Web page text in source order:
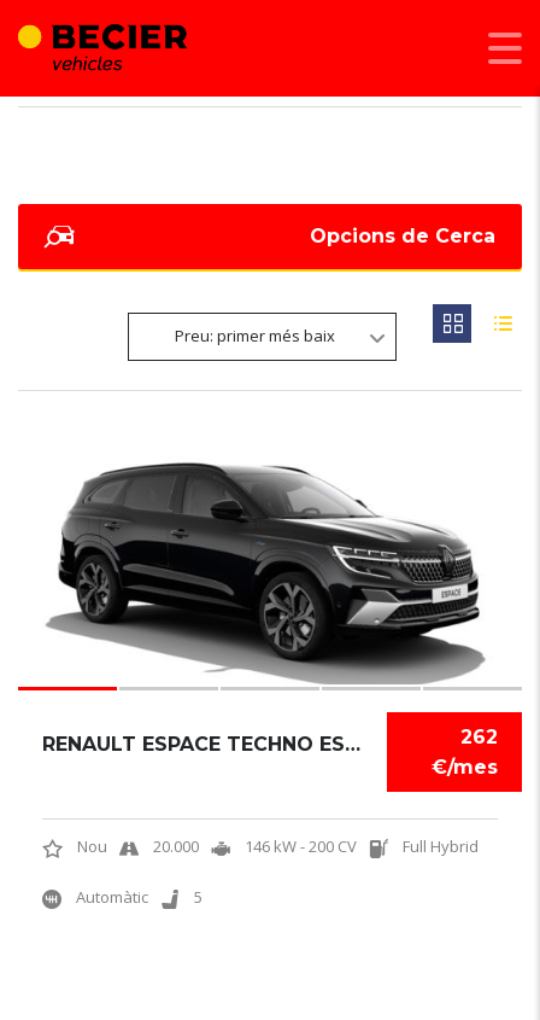
Opcions de Cerca
Preu: primer més baix
262
€/mes
RENAULT ESPACE TECHNO ESPRIT ALPINE
Nou 20.000 146 kW - 200 CV Full Hybrid
Automàtic 5